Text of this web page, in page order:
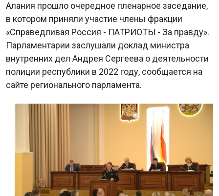
Алания прошло очередное пленарное заседание,
в котором приняли участие члены фракции
«Справедливая Россия - ПАТРИОТЫ - За правду».
Парламентарии заслушали доклад министра
внутренних дел Андрея Сергеева о деятельности
полиции республики в 2022 году, сообщается на
сайте регионального парламента.